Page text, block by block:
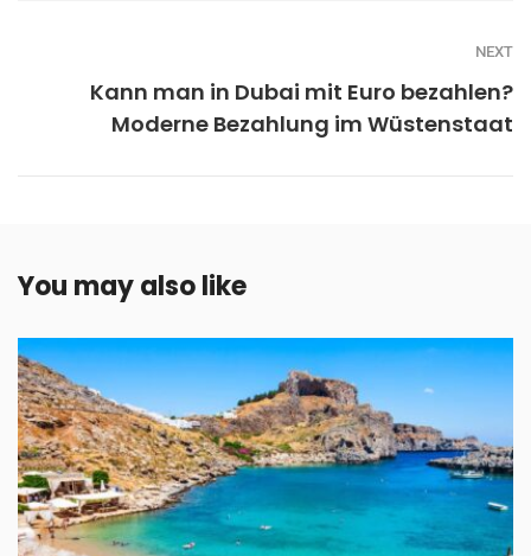
NEXT
Kann man in Dubai mit Euro bezahlen?
Moderne Bezahlung im Wüstenstaat
You may also like